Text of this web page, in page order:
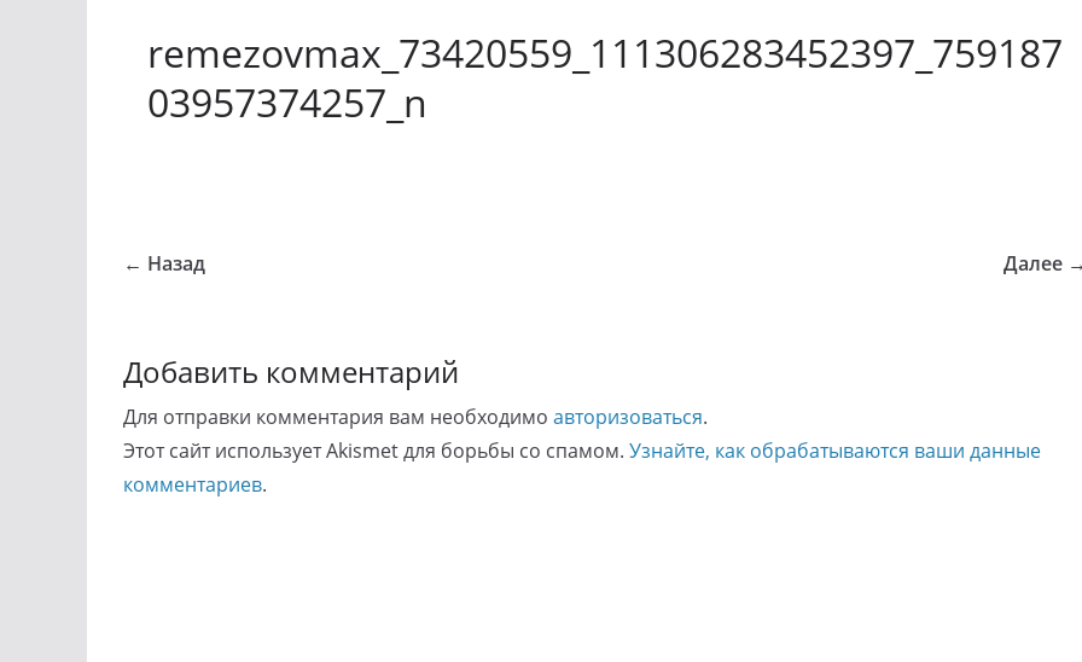
remezovmax_73420559_111306283452397_759187
03957374257_n
← Назад Далее
Добавить комментарий
Для отправки комментария вам необходимо авторизоваться.
Этот сайт использует Akismet для борьбы со спамом. Узнайте, как обрабатываются ваши данные
комментариев.